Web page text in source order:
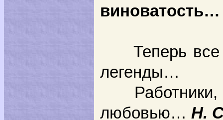
виноватость…
Теперь
легенды…
Работники,
любовью… Н.